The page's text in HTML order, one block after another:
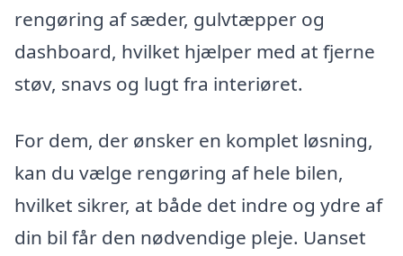
rengøring af sæder, gulvtæpper og
dashboard, hvilket hjælper med at fjerne
støv, snavs og lugt fra interiøret.
For dem, der ønsker en komplet løsning,
kan du vælge rengøring af hele bilen,
hvilket sikrer, at både det indre og ydre af
din bil får den nødvendige pleje. Uanset